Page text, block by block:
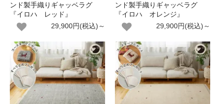
ンド製手織りギャッベラグ
『イロハ レッド』
29,900円(税込)～
ンド製手織りギャッベラグ
『イロハ オレンジ』
29,900円(税込)～